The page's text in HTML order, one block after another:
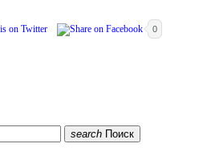
0
search Поиск